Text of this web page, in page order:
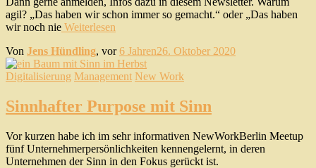
agil? „Das haben wir schon immer so gemacht.“ oder „Das haben
wir noch nie Weiterlesen
Von Jens Hündling, vor6 Jahren26. Oktober 2020
Digitalisierung Management New Work
Sinnhafter Purpose mit Sinn
Vor kurzen habe ich im sehr informativen NewWorkBerlin Meetup
fünf Unternehmerpersönlichkeiten kennengelernt, in deren
Unternehmen der Sinn in den Fokus gerückt ist.